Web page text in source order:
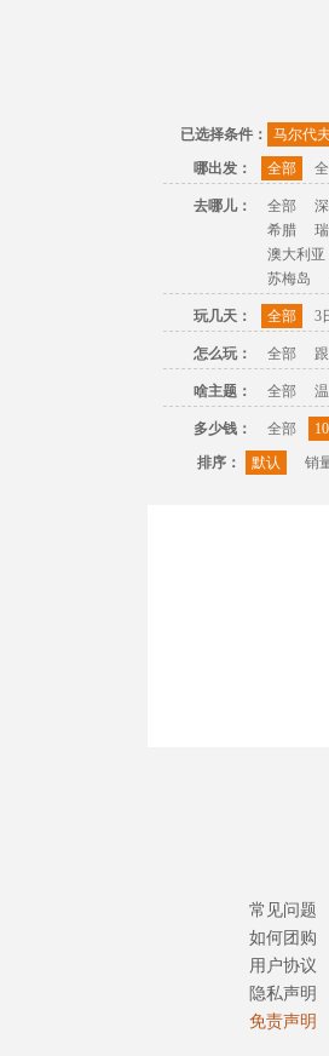
已选择条件： 马尔代夫
哪出发：
全部
去哪儿： 全部
希腊
澳大利亚
苏梅岛
玩几天： 全部 3
怎么玩： 全部
啥主题： 全部
多少钱： 全部
排序：
默认 销
常见问题
如何团购
用户协议
隐私声明
免责声明